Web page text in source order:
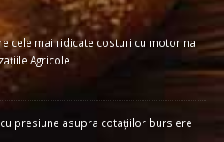
cele mai ridicate costuri cu motorina
Agricole
presiune asupra cotațiilor bursiere